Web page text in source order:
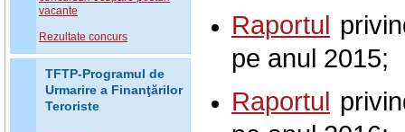
vacante
Rezultate concurs
TFTP-Programul de
Urmarire a Finanţărilor
Teroriste
Raportul
pe anul 2015;
Raportul